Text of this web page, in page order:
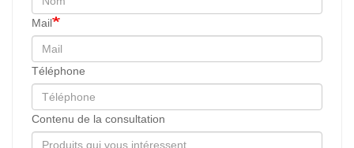
Mail
Téléphone
Contenu de la consultation